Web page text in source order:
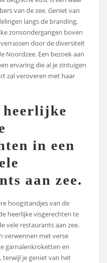
van de zee. Geniet van
langs de branding,
zonsondergangen boven
door de diversiteit
Noordzee. Een bezoek aan
ervaring die al je zintuigen
zal veroveren met haar
heerlijke
in een
aan zee.
hoogstandjes van de
heerlijke visgerechten te
vele restaurants aan zee.
verwennen met verse
garnalenkroketten en
terwijl je geniet van het